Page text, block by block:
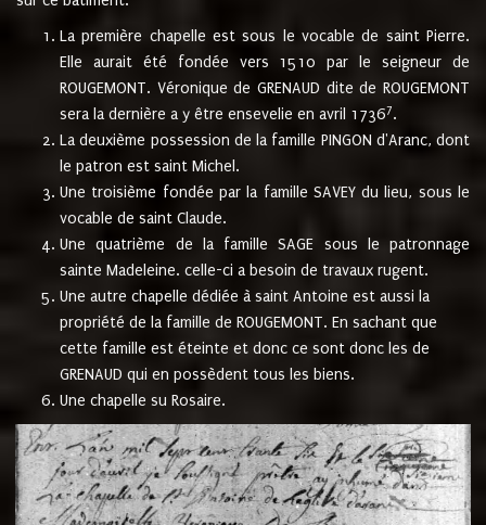
La première chapelle est sous le vocable de saint Pierre.
Elle aurait été fondée vers 1510 par le seigneur de
ROUGEMONT. Véronique de GRENAUD dite de ROUGEMONT
sera la dernière a y être ensevelie en avril 17367.
La deuxième possession de la famille PINGON d'Aranc, dont
le patron est saint Michel.
Une troisième fondée par la famille SAVEY du lieu, sous le
vocable de saint Claude.
Une quatrième de la famille SAGE sous le patronnage
sainte Madeleine. celle-ci a besoin de travaux rugent.
Une autre chapelle dédiée à saint Antoine est aussi la
propriété de la famille de ROUGEMONT. En sachant que
cette famille est éteinte et donc ce sont donc les de
GRENAUD qui en possèdent tous les biens.
Une chapelle su Rosaire.